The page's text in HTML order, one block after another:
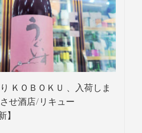
ＫＯＢＯＫＵ 、入荷しま
せ酒店/リキュー
】